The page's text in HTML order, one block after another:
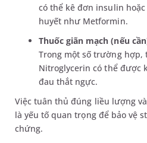
có thể kê đơn insulin
huyết như Metformin.
Thuốc giãn mạch (nếu
Trong một số trường hợp,
Nitroglycerin có thể được
đau thắt ngực.
Việc tuân thủ đúng liều lượng
là yếu tố quan trọng để bảo vệ
chứng.